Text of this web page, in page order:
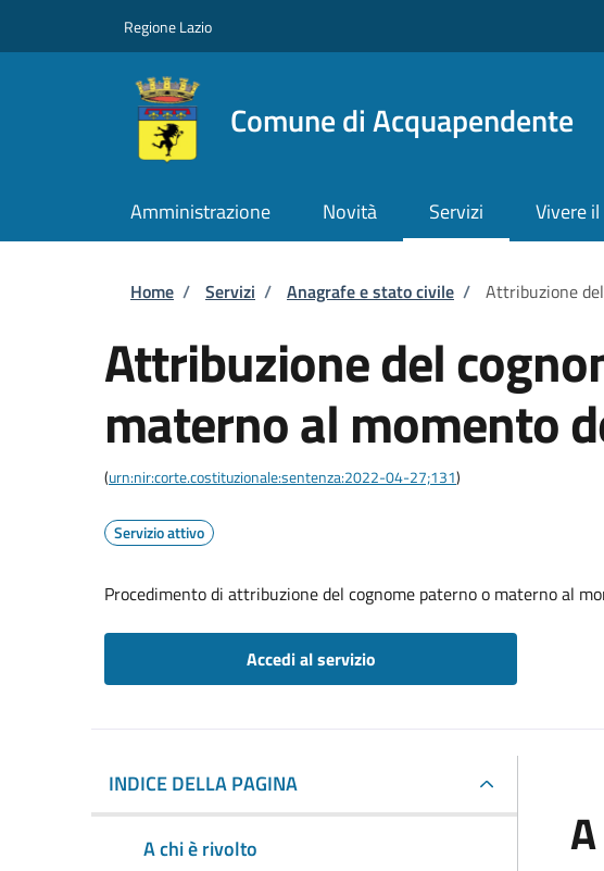
Regione Lazio
Comune di Acquapendente
Amministrazione Novità Servizi Vivere
Briciole di pane
Home / Servizi / Anagrafe e stato civile / Attribuzione
Attribuzione del
materno al momento
(urn:nir:corte.costituzionale:sentenza:2022-04-27;131)
Servizio attivo
Procedimento di attribuzione del cognome paterno o materno al
Accedi al servizio
INDICE DELLA PAGINA
A chi è rivolto